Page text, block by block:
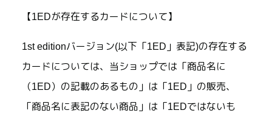
【1EDが存在するカードについて】
1st editionバージョン(以下「1ED」表記)の存在する
カードについては、当ショップでは「商品名に
（1ED）の記載のあるもの」は「1ED」の販売、
「商品名に表記のない商品」は「1EDではないも